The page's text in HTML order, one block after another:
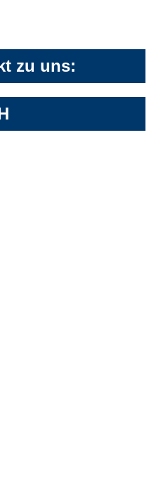
zu uns: